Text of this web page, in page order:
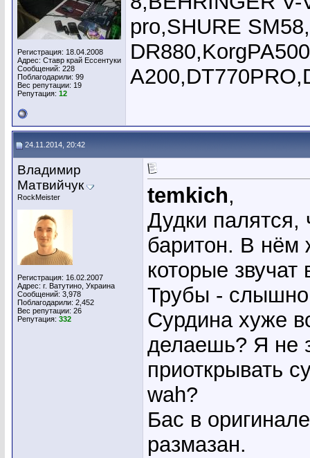
Регистрация: 18.04.2008
Адрес: Ставр край Ессентуки
Сообщений: 228
Поблагодарили: 99
Вес репутации: 19
Репутация: 12
pro,SHURE
24.11.2014, 20:42
Владимир
Матвийчук
RockMeister
Регистрация: 16.02.2007
Адрес: г. Ватутино, Украина
Сообщений: 3,978
Поблагодарили: 2,452
Вес репутации: 26
Репутация: 332
temkich,
Дудки
баритон. В нём
которые
Трубы -
Сурдина хуже
делаешь? Я не
приоткрывать
wah?
Бас в
размазан.